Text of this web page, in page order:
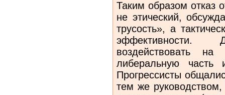
Таким образом отказ
не этический,
трусость», а
воздействовать
либеральную часть
Прогрессисты
тем же